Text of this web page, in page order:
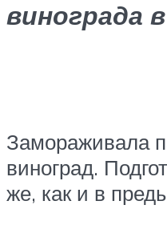
винограда
Замораживала
виноград.
же, как и в